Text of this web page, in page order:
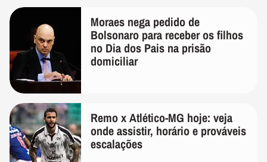
Moraes nega pedido de
Bolsonaro para receber os filhos
no Dia dos Pais na prisão
domiciliar
Remo x Atlético-MG hoje: veja
onde assistir, horário e prováveis
escalações